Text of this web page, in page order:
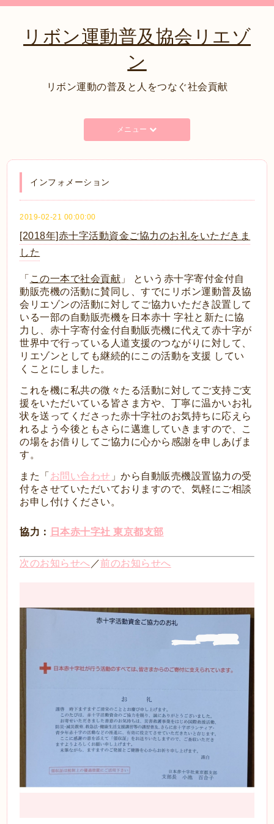
リボン運動普及協会リエゾ
ン
リボン運動の普及と人をつなぐ社会貢献
メニュー
インフォメーション
2019-02-21 00:00:00
[2018年]赤十字活動資金ご協力のお礼をいただきま
した
「 この一本で社会貢献 」 という赤十字寄付金付自
動販売機の活動に賛同し、すでにリボン運動普及協
会リエゾンの活動に対してご協力いただき設置して
いる一部の自動販売機を日本赤十 字社と新たに協
力し、赤十字寄付金付自動販売機に代えて赤十字が
世界中で行っている人道支援のつながりに対して、
リエゾンとしても継続的にこの活動を支援 してい
くことにしました。
これを機に私共の微々たる活動に対してご支持ご支
援をいただいている皆さま方や、丁寧に温かいお礼
状を送ってくださった赤十字社のお気持ちに応えら
れるよう今後ともさらに邁進していきますので、こ
の場をお借りしてご協力に心から感謝を申しあげま
す。
また「 お問い合わせ 」から自動販売機設置協力の受
付をさせていただいておりますので、気軽にご相談
お申し付けください。
協力： 日本赤十字社 東京都支部
次のお知らせへ ／前のお知らせへ